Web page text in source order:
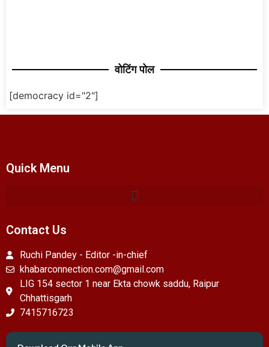
वोटिंग पोल
[democracy id="2"]
Quick Menu
Contact Us
Ruchi Pandey - Editor -in-chief
khabarconnection.com@gmail.com
LIG 154 sector 1 near Ekta chowk saddu, Raipur
Chhattisgarh
7415716723